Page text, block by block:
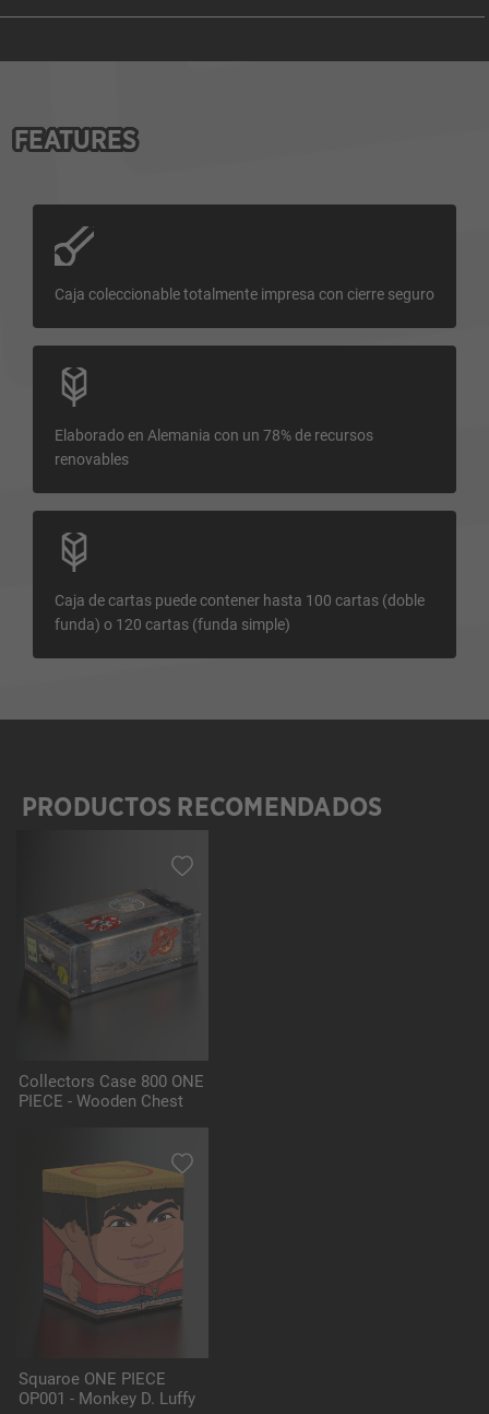
FEATURES
Caja coleccionable totalmente impresa con cierre seguro
Elaborado en Alemania con un 78% de recursos
renovables
Caja de cartas puede contener hasta 100 cartas (doble
funda) o 120 cartas (funda simple)
Omitir la galería de productos
PRODUCTOS RECOMENDADOS
Collectors Case 800 ONE
PIECE - Wooden Chest
Squaroe ONE PIECE
OP001 - Monkey D. Luffy